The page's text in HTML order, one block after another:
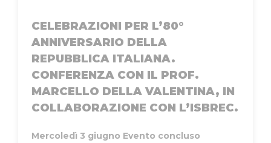
CELEBRAZIONI PER L’80°
ANNIVERSARIO DELLA
REPUBBLICA ITALIANA.
CONFERENZA CON IL PROF.
MARCELLO DELLA VALENTINA, IN
COLLABORAZIONE CON L’ISBREC.
Mercoledì 3 giugno Evento concluso